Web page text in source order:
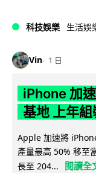
科技娛樂 生活娛
Vin 1 日
iPhone 加
基地 上年
Apple 加速將
產量最高 50% 移至
長至 204...
閱讀全